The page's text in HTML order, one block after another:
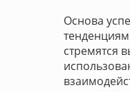
Основа
стремятся